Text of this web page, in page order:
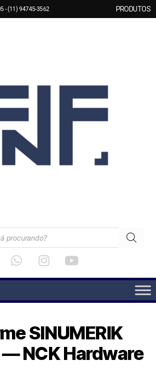
- (11) 94745-3562 PRODUTOS
SINUMERIK
NCK Hardware